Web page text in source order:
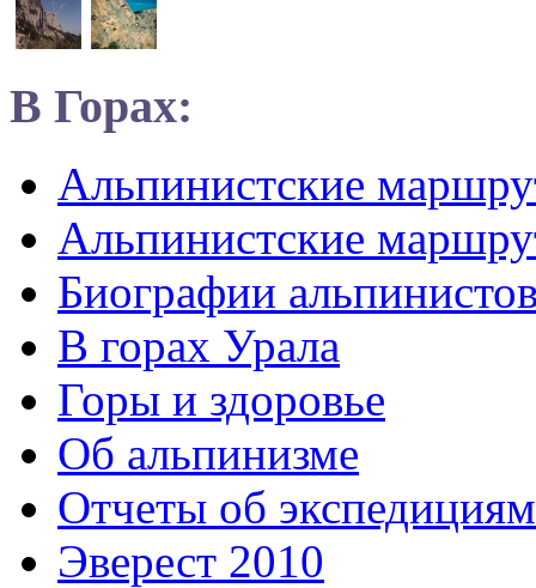
В Горах:
Альпинистские
Альпинистские
Биографии
В горах Урала
Горы и здоровье
Об альпинизме
Отчеты об экспедициям
Эверест 2010